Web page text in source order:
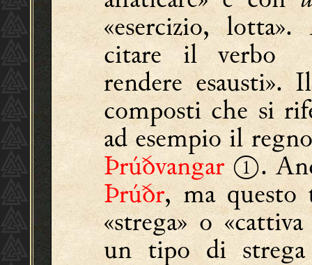
«esercizio,
citare il verbo
rendere
composti che si
ad esempio il
Þrúðvangar①.
Þrúðr, ma questo
«strega» o
un tipo di strega